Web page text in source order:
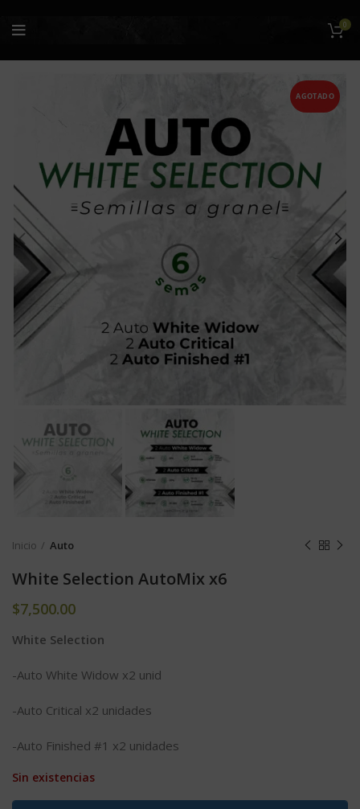
0
AGOTADO
Inicio Auto
White Selection AutoMix x6
$7,500.00
White Selection
-Auto White Widow x2 unid
-Auto Critical x2 unidades
-Auto Finished #1 x2 unidades
Sin existencias